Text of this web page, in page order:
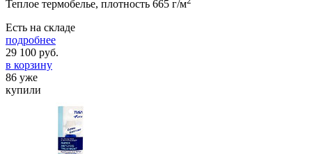
Теплое термобелье, плотность 665 г/м
Есть на складе
подробнее
29 100 руб.
в корзину
86 уже
купили